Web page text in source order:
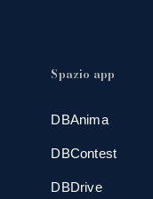
Spazio app
DBAnima
DBContest
DBDrive